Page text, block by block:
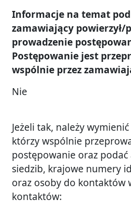
Informacje na temat
zamawiający powierzył/
prowadzenie
Postępowanie jest
wspólnie przez
Nie
Jeżeli tak, należy
którzy wspólnie
postępowanie oraz podać
siedzib, krajowe numery
oraz osoby do kontaktów
kontaktów: